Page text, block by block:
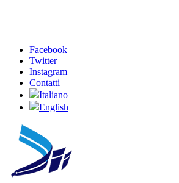
Facebook
Twitter
Instagram
Contatti
Italiano
English